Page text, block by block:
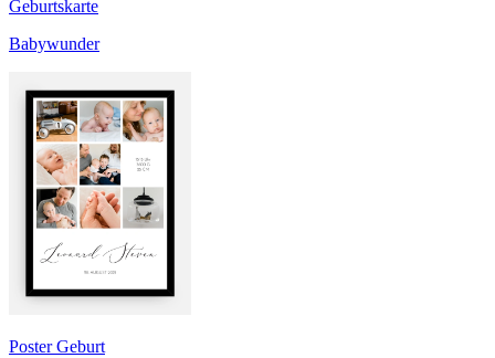
Geburtskarte
Babywunder
Poster Geburt